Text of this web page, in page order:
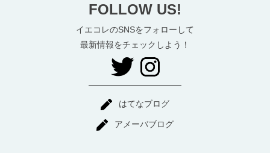
FOLLOW US!
イエコレのSNSをフォローして
最新情報をチェックしよう！
はてなブログ
アメーバブログ